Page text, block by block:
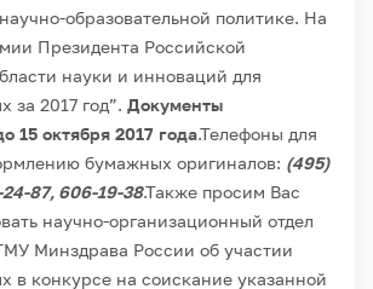
образовательной политике. На
Президента Российской
науки и инноваций для
за 2017 год”. Документы
15 октября 2017 года.Телефоны для
бумажных оригиналов: (495)
87, 606-19-38.Также просим Вас
научно-организационный отдел
Минздрава России об участии
в конкурсе на соискание указанной